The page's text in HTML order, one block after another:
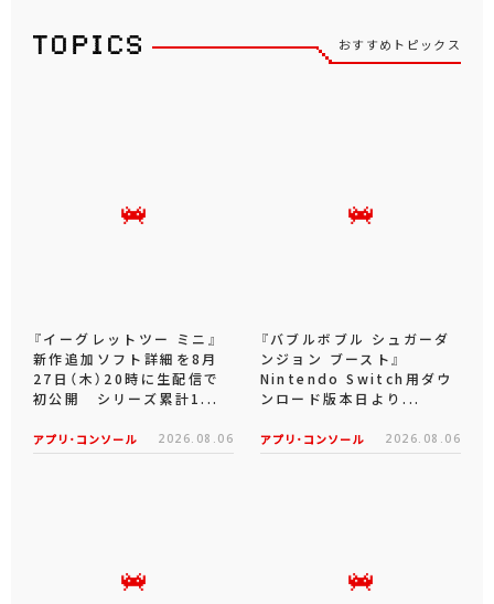
おすすめトピックス
『イーグレットツー ミニ』
新作追加ソフト詳細を8月
27日（木）20時に生配信で
初公開 シリーズ累計1...
アプリ･コンソール 2026.08.06
『バブルボブル シュガーダ
ンジョン ブースト』
Nintendo Switch用ダウ
ンロード版本日より...
アプリ･コンソール 2026.08.06